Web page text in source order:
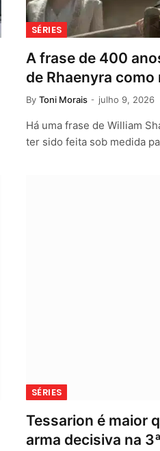
SÉRIES
A frase de 400
de Rhaenyra como
By Toni Morais julho 9, 2026
Há uma frase de William
ter sido feita sob medida
SÉRIES
Tessarion é maior
arma decisiva na